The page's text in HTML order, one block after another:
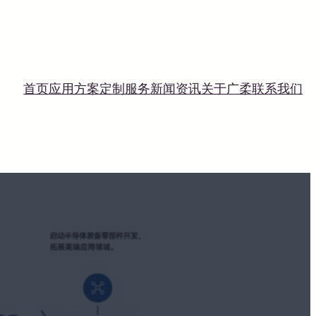
首页应用方案定制服务新闻资讯关于广柔联系我们